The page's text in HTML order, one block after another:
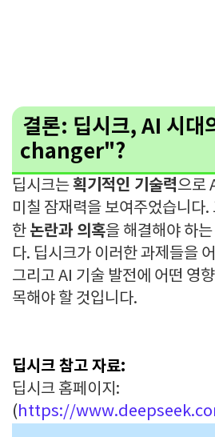
결론: 딥시크, AI 시
changer"?
딥시크는획기적인 기술력으로
미칠 잠재력을 보여주었습니다
한 논란과 의혹을 해결해야 하
다. 딥시크가 이러한 과제들을
그리고 AI 기술 발전에 어떤 영
목해야 할 것입니다.
딥시크 참고 자료:
딥시크 홈페이지:
(https://